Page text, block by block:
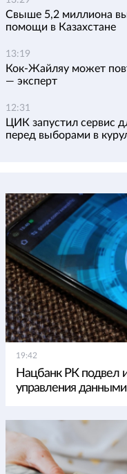
Свыше 5,2 миллиона
помощи в Казахстане
13:19
Кок-Жайляу может
— эксперт
12:31
ЦИК запустил сервис
перед выборами в
19:42
Нацбанк РК подвел
управления данными